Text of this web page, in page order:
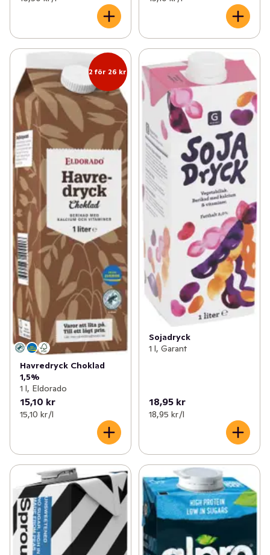
2 för 26 kr
Havredryck Choklad
1,5%
1 l, Eldorado
15,10 kr
15,10 kr /l
Sojadryck
1 l, Garant
18,95 kr
18,95 kr /l